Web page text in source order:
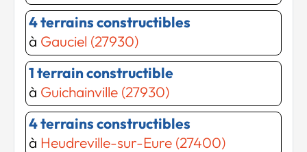
4 terrains constructibles
à Gauciel (27930)
1 terrain constructible
à Guichainville (27930)
4 terrains constructibles
à Heudreville-sur-Eure (27400)